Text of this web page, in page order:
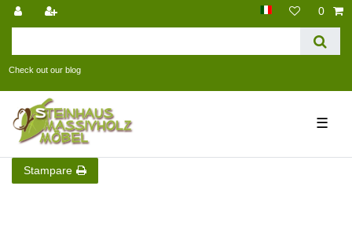
Check out our blog
0
☰
Stampare